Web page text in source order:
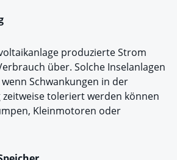
produzierte Strom
über. Solche Inselanlagen
Schwankungen in der
toleriert werden können
Kleinmotoren oder